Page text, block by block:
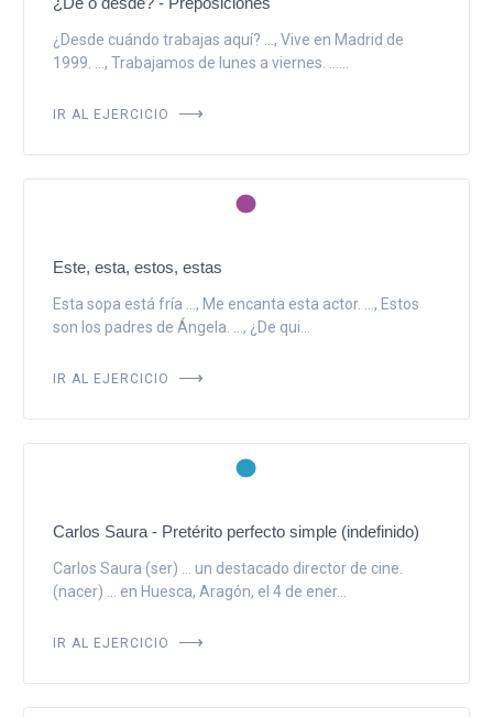
¿Desde cuándo trabajas aquí? ..., Vive en Madrid de
1999. ..., Trabajamos de lunes a viernes. ......
IR AL EJERCICIO
Este, esta, estos, estas
Esta sopa está fría ..., Me encanta esta actor. ..., Estos
son los padres de Ángela. ..., ¿De qui...
IR AL EJERCICIO
Carlos Saura - Pretérito perfecto simple (indefinido)
Carlos Saura (ser) ... un destacado director de cine.
(nacer) ... en Huesca, Aragón, el 4 de ener...
IR AL EJERCICIO